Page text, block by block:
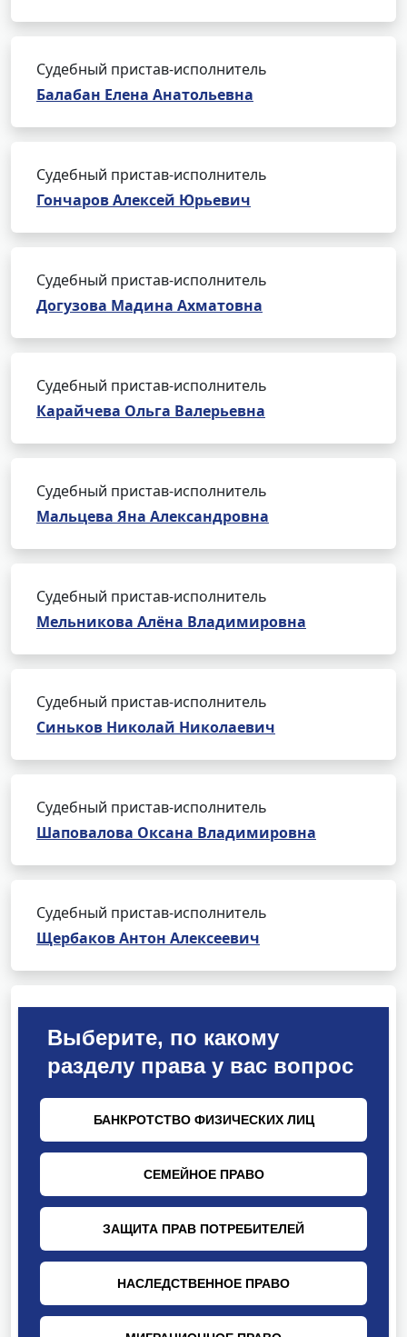
Судебный пристав-исполнитель
Балабан Елена Анатольевна
Судебный пристав-исполнитель
Гончаров Алексей Юрьевич
Судебный пристав-исполнитель
Догузова Мадина Ахматовна
Судебный пристав-исполнитель
Карайчева Ольга Валерьевна
Судебный пристав-исполнитель
Мальцева Яна Александровна
Судебный пристав-исполнитель
Мельникова Алёна Владимировна
Судебный пристав-исполнитель
Синьков Николай Николаевич
Судебный пристав-исполнитель
Шаповалова Оксана Владимировна
Судебный пристав-исполнитель
Щербаков Антон Алексеевич